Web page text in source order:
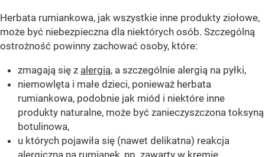
Herbata rumiankowa, jak wszystkie inne produkty ziołowe,
może być niebezpieczna dla niektórych osób. Szczególną
ostrożność powinny zachować osoby, które:
zmagają się z alergią, a szczególnie alergią na pyłki,
niemowlęta i małe dzieci, ponieważ herbata
rumiankowa, podobnie jak miód i niektóre inne
produkty naturalne, może być zanieczyszczona toksyną
botulinowa,
u których pojawiła się (nawet delikatna) reakcja
alergiczna na rumianek, np. zawarty w kremie.